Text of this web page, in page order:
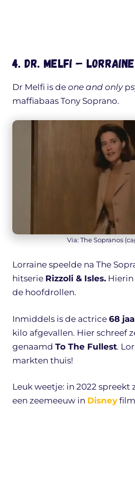
4. Dr. Melfi –
Dr Melfi is de one and only
maffiabaas Tony Soprano.
Via: The Sopranos
Lorraine speelde na The
hitserie Rizzoli & Isles. Hierin
de hoofdrollen.
Inmiddels is de actrice 68
kilo afgevallen. Hier schreef
genaamd To The Fullest.
markten thuis!
Leuk weetje: in 2022 spreekt
een zeemeeuw in Disney